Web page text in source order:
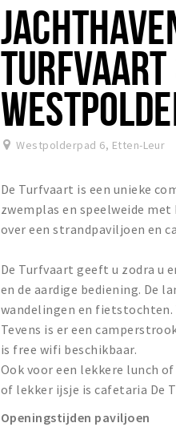
Westpolderpad 6, Etten-Leur
De Turfvaart is een unieke
zwemplas en speelweide
over een strandpaviljoen en
De Turfvaart geeft u zodra u
en de aardige bediening. De
wandelingen en fietstochten.
Tevens is er een
is free wifi beschikbaar.
Ook voor een lekkere lunch
of lekker ijsje is cafetaria De
Openingstijden paviljoen